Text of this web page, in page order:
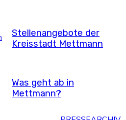
Stellenangebote der
Kreisstadt Mettmann
Was geht ab in
Mettmann?